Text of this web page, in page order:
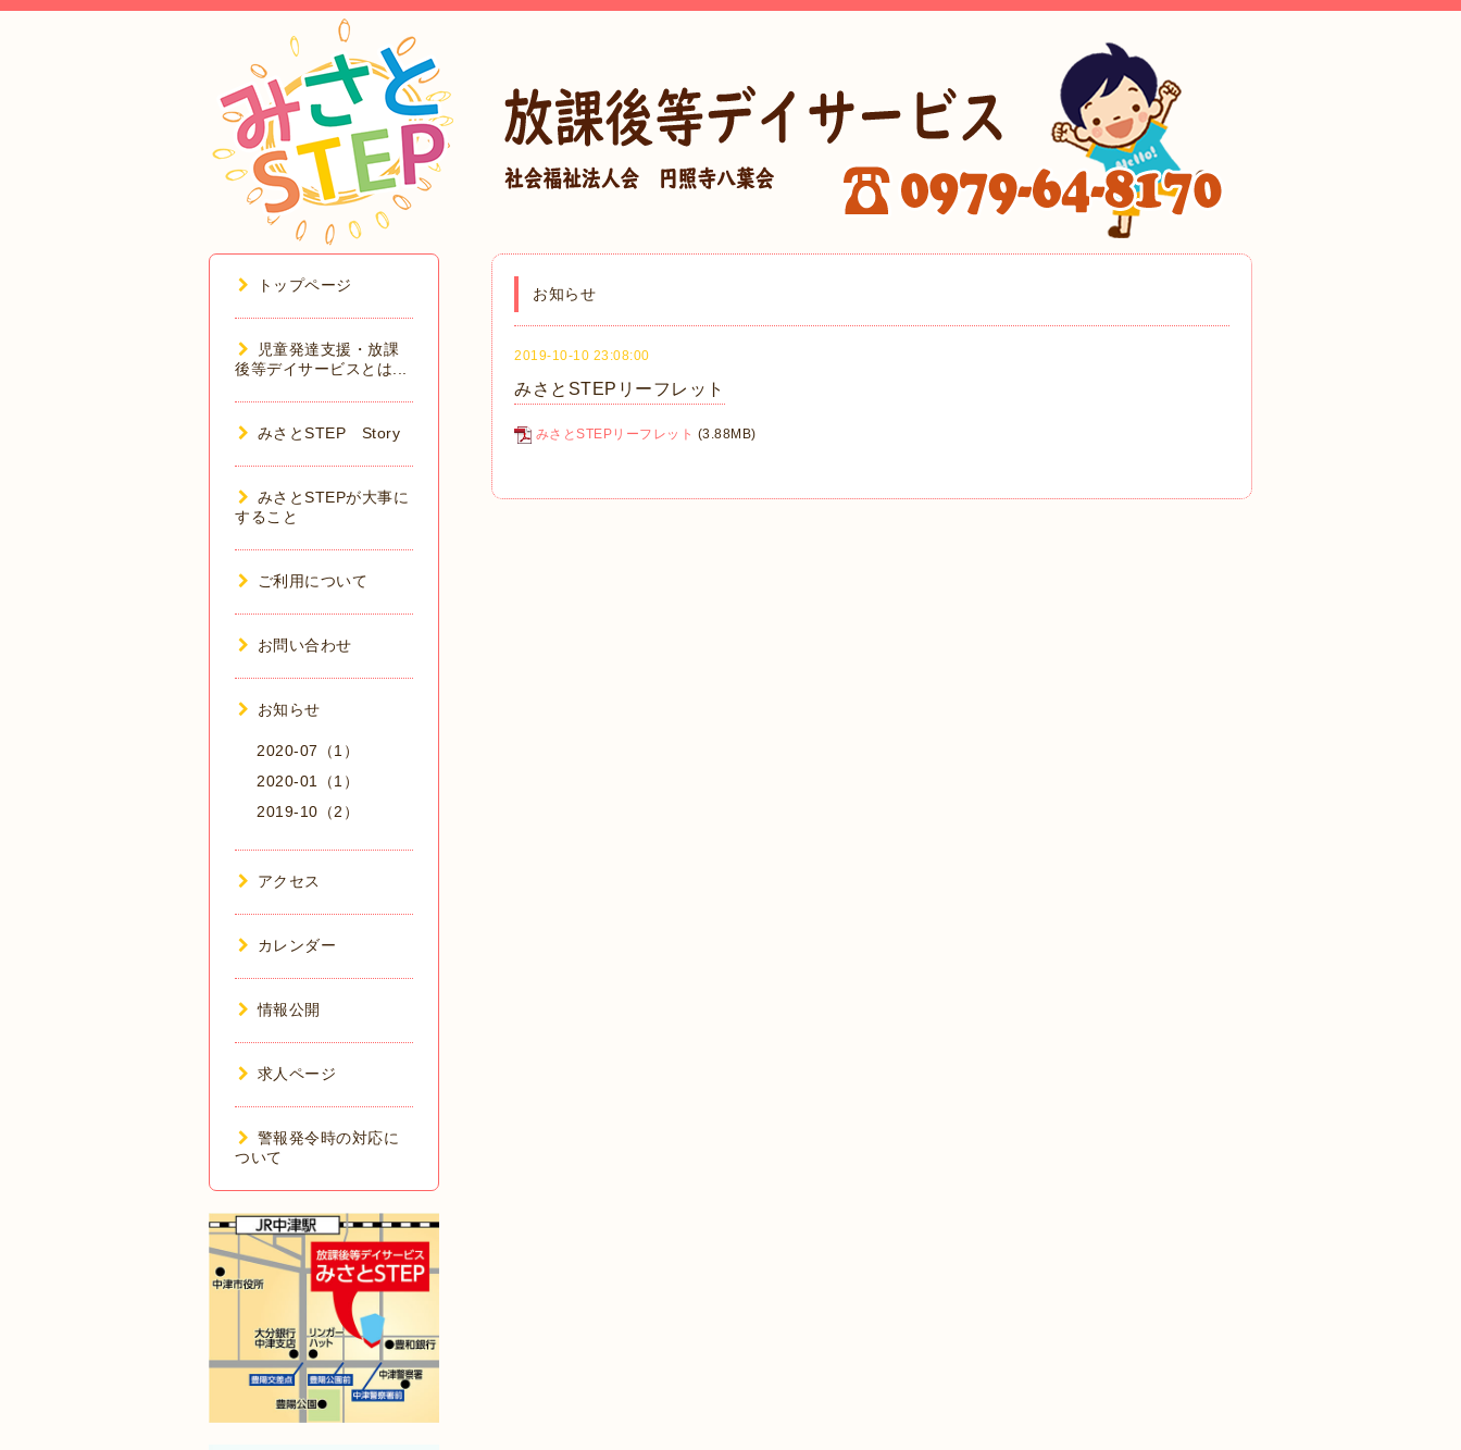
お知らせ
2019-10-10 23:08:00
みさとSTEPリーフレット
みさとSTEPリーフレット (3.88MB)
トップページ
児童発達支援・放課
後等デイサービスとは...
みさとSTEP Story
みさとSTEPが大事に
すること
ご利用について
お問い合わせ
お知らせ
2020-07（1）
2020-01（1）
2019-10（2）
アクセス
カレンダー
情報公開
求人ページ
警報発令時の対応に
ついて